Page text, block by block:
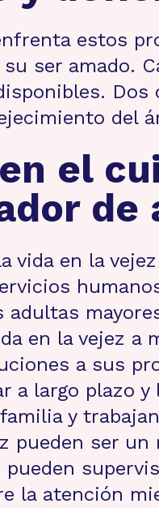
estos
ser amado.
del
el
de
vida en la
adultas
en la vejez
a sus
a largo plazo
y
pueden ser
la atención